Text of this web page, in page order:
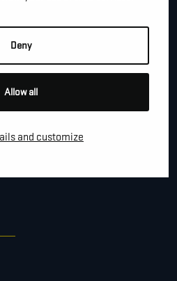
Deny
Allow all
and customize